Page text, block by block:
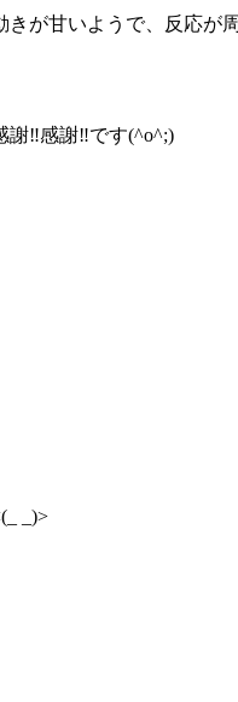
が甘いようで、反応
謝‼️感謝‼️です(^o^;)
_)>